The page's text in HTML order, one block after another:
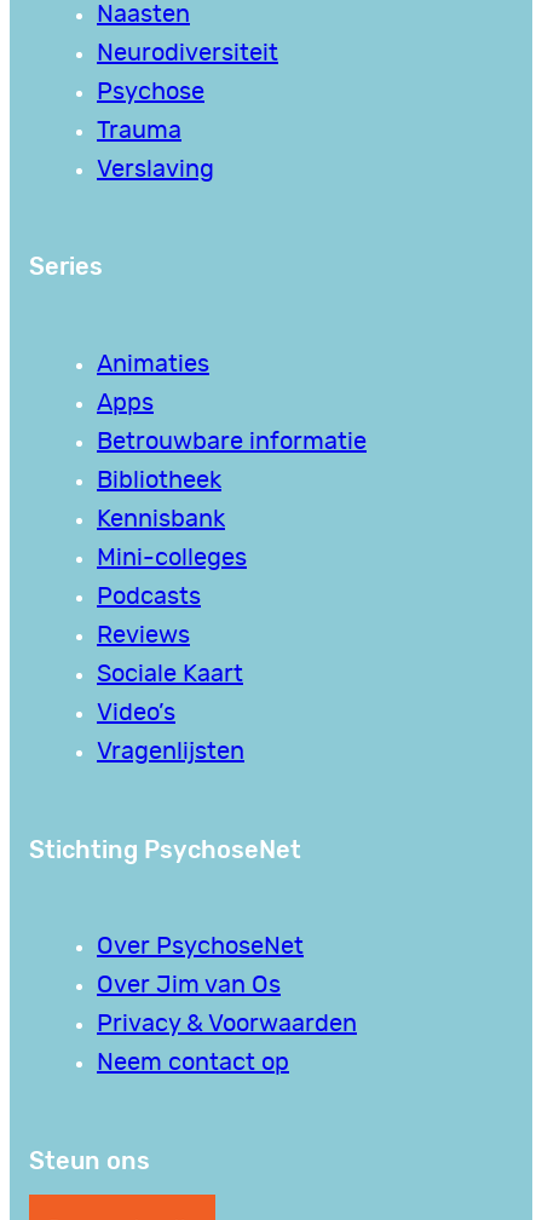
Naasten
Neurodiversiteit
Psychose
Trauma
Verslaving
Series
Animaties
Apps
Betrouwbare informatie
Bibliotheek
Kennisbank
Mini-colleges
Podcasts
Reviews
Sociale Kaart
Video’s
Vragenlijsten
Stichting PsychoseNet
Over PsychoseNet
Over Jim van Os
Privacy & Voorwaarden
Neem contact op
Steun ons